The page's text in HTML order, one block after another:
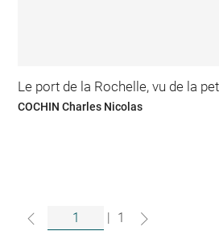
Le port de la Rochelle, vu de la
COCHIN Charles Nicolas
| 1